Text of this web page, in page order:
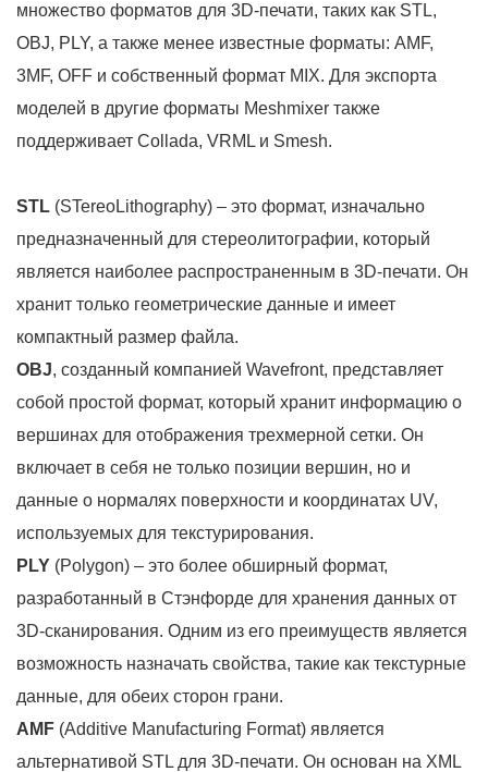
множество форматов для 3D-печати, таких как STL,
OBJ, PLY, а также менее известные форматы: AMF,
3MF, OFF и собственный формат MIX. Для экспорта
моделей в другие форматы Meshmixer также
поддерживает Collada, VRML и Smesh.
STL (STereoLithography) – это формат, изначально
предназначенный для стереолитографии, который
является наиболее распространенным в 3D-печати. Он
хранит только геометрические данные и имеет
компактный размер файла.
OBJ, созданный компанией Wavefront, представляет
собой простой формат, который хранит информацию о
вершинах для отображения трехмерной сетки. Он
включает в себя не только позиции вершин, но и
данные о нормалях поверхности и координатах UV,
используемых для текстурирования.
PLY (Polygon) – это более обширный формат,
разработанный в Стэнфорде для хранения данных от
3D-сканирования. Одним из его преимуществ является
возможность назначать свойства, такие как текстурные
данные, для обеих сторон грани.
AMF (Additive Manufacturing Format) является
альтернативой STL для 3D-печати. Он основан на XML